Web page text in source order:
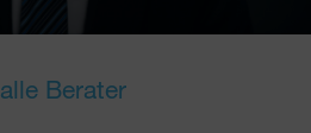
alle Berater